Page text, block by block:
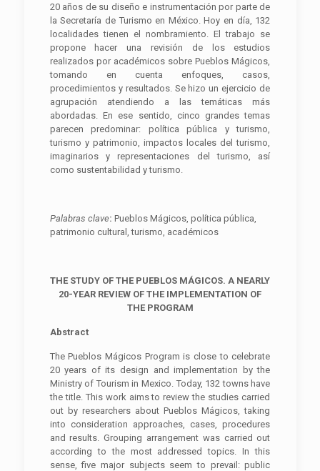
20 años de su diseño e instrumentación por parte de
la Secretaría de Turismo en México. Hoy en día, 132
localidades tienen el nombramiento. El trabajo se
propone hacer una revisión de los estudios
realizados por académicos sobre Pueblos Mágicos,
tomando en cuenta enfoques, casos,
procedimientos y resultados. Se hizo un ejercicio de
agrupación atendiendo a las temáticas más
abordadas. En ese sentido, cinco grandes temas
parecen predominar: política pública y turismo,
turismo y patrimonio, impactos locales del turismo,
imaginarios y representaciones del turismo, así
como sustentabilidad y turismo.
Palabras clave: Pueblos Mágicos, política pública,
patrimonio cultural, turismo, académicos
THE STUDY OF THE PUEBLOS MÁGICOS. A NEARLY
20-YEAR REVIEW OF THE IMPLEMENTATION OF
THE PROGRAM
Abstract
The Pueblos Mágicos Program is close to celebrate
20 years of its design and implementation by the
Ministry of Tourism in Mexico. Today, 132 towns have
the title. This work aims to review the studies carried
out by researchers about Pueblos Mágicos, taking
into consideration approaches, cases, procedures
and results. Grouping arrangement was carried out
according to the most addressed topics. In this
sense, five major subjects seem to prevail: public